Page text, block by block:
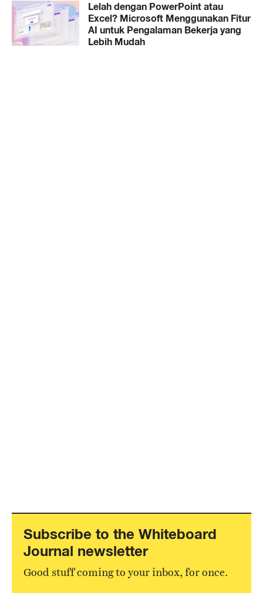
Lelah dengan PowerPoint atau
Excel? Microsoft Menggunakan Fitur
AI untuk Pengalaman Bekerja yang
Lebih Mudah
Subscribe to the Whiteboard
Journal newsletter
Good stuff coming to your inbox, for once.